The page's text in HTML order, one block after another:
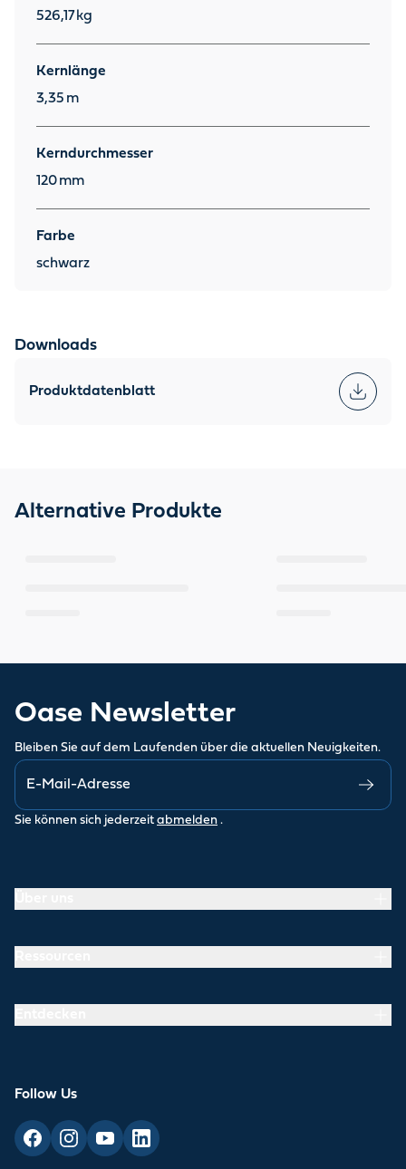
526,17 kg
Kernlänge
3,35 m
Kerndurchmesser
120 mm
Farbe
schwarz
Downloads
Produktdatenblatt
Alternative Produkte
Oase Newsletter
Bleiben Sie auf dem Laufenden über die aktuellen Neuigkeiten.
Sie können sich jederzeit abmelden .
Follow Us